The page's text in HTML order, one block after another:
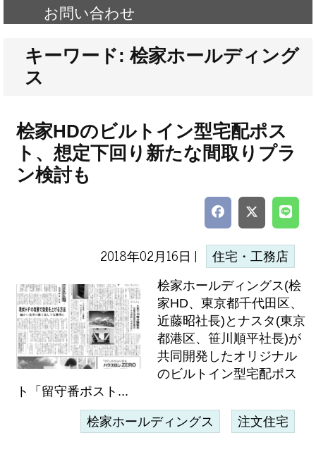
お問い合わせ
キーワード: 桧家ホールディング
ス
桧家HDのビルトイン型宅配ポス
ト、想定下回り新たな間取りプラ
ン検討も
2018年02月16日 | 住宅・工務店
桧家ホールディングス(桧
家HD、東京都千代田区、
近藤昭社長)とナスタ(東京
都港区、笹川順平社長)が
共同開発したオリジナル
のビルトイン型宅配ポス
ト「留守番ポスト...
桧家ホールディングス 注文住宅